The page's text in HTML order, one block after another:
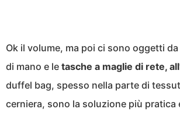
Ok il volume, ma poi ci sono oggetti
di mano e le tasche a maglie di rete,
duffel bag, spesso nella parte di
cerniera, sono la soluzione più pratica